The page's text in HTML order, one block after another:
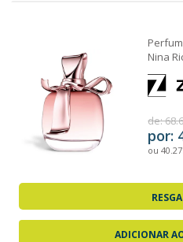
Nina
de:
por:
ou
ADICIONAR